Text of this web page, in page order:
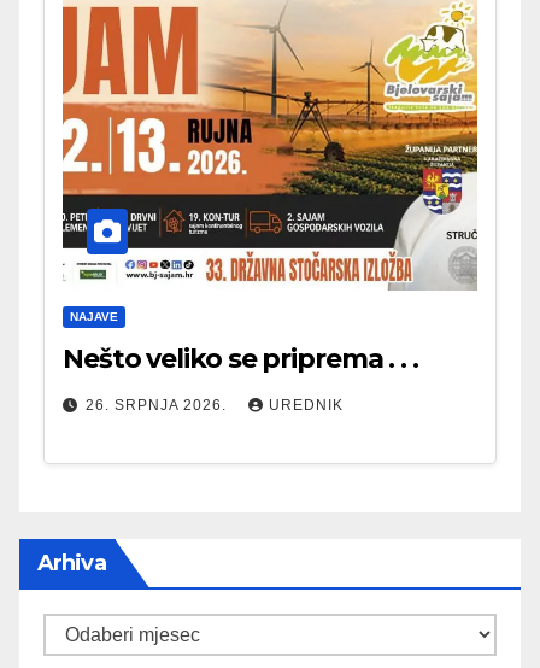
NAJAVE
Nešto veliko se priprema . . .
26. SRPNJA 2026. UREDNIK
Arhiva
Arhiva